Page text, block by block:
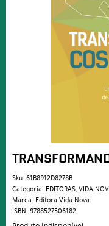
Sku: 61B8912D8278B
Categoria: EDITORAS,VIDA
Marca: Editora Vida Nova
ISBN: 9788527506182